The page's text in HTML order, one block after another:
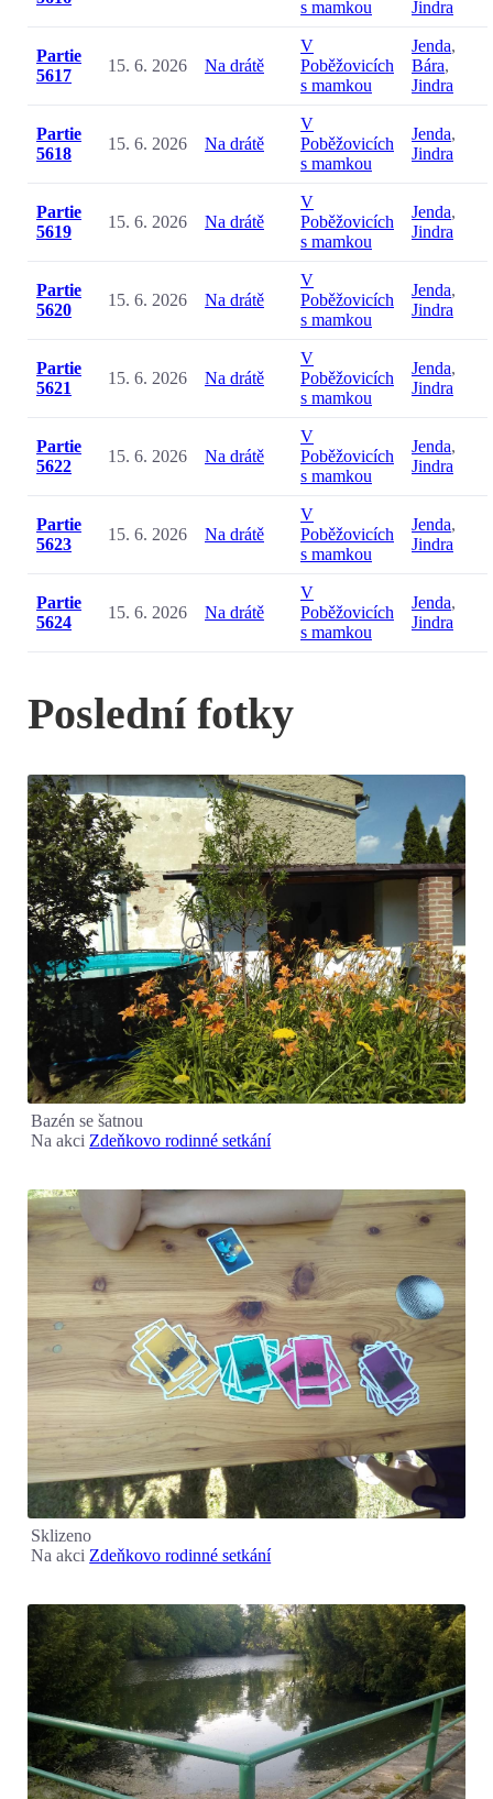
s mamkou Jindra
Partie
5617
15. 6. 2026 Na drátě
V
Poběžovicích
s mamkou
Jenda,
Bára,
Jindra
Partie
5618
15. 6. 2026 Na drátě
V
Poběžovicích
s mamkou
Jenda,
Jindra
Partie
5619
15. 6. 2026 Na drátě
V
Poběžovicích
s mamkou
Jenda,
Jindra
Partie
5620
15. 6. 2026 Na drátě
V
Poběžovicích
s mamkou
Jenda,
Jindra
Partie
5621
15. 6. 2026 Na drátě
V
Poběžovicích
s mamkou
Jenda,
Jindra
Partie
5622
15. 6. 2026 Na drátě
V
Poběžovicích
s mamkou
Jenda,
Jindra
Partie
5623
15. 6. 2026 Na drátě
V
Poběžovicích
s mamkou
Jenda,
Jindra
Partie
5624
15. 6. 2026 Na drátě
V
Poběžovicích
s mamkou
Jenda,
Jindra
Poslední fotky
Bazén se šatnou
Na akci Zdeňkovo rodinné setkání
Sklizeno
Na akci Zdeňkovo rodinné setkání